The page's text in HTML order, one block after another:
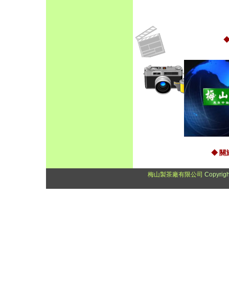
◆
◆ 關
梅山製茶廠有限公司